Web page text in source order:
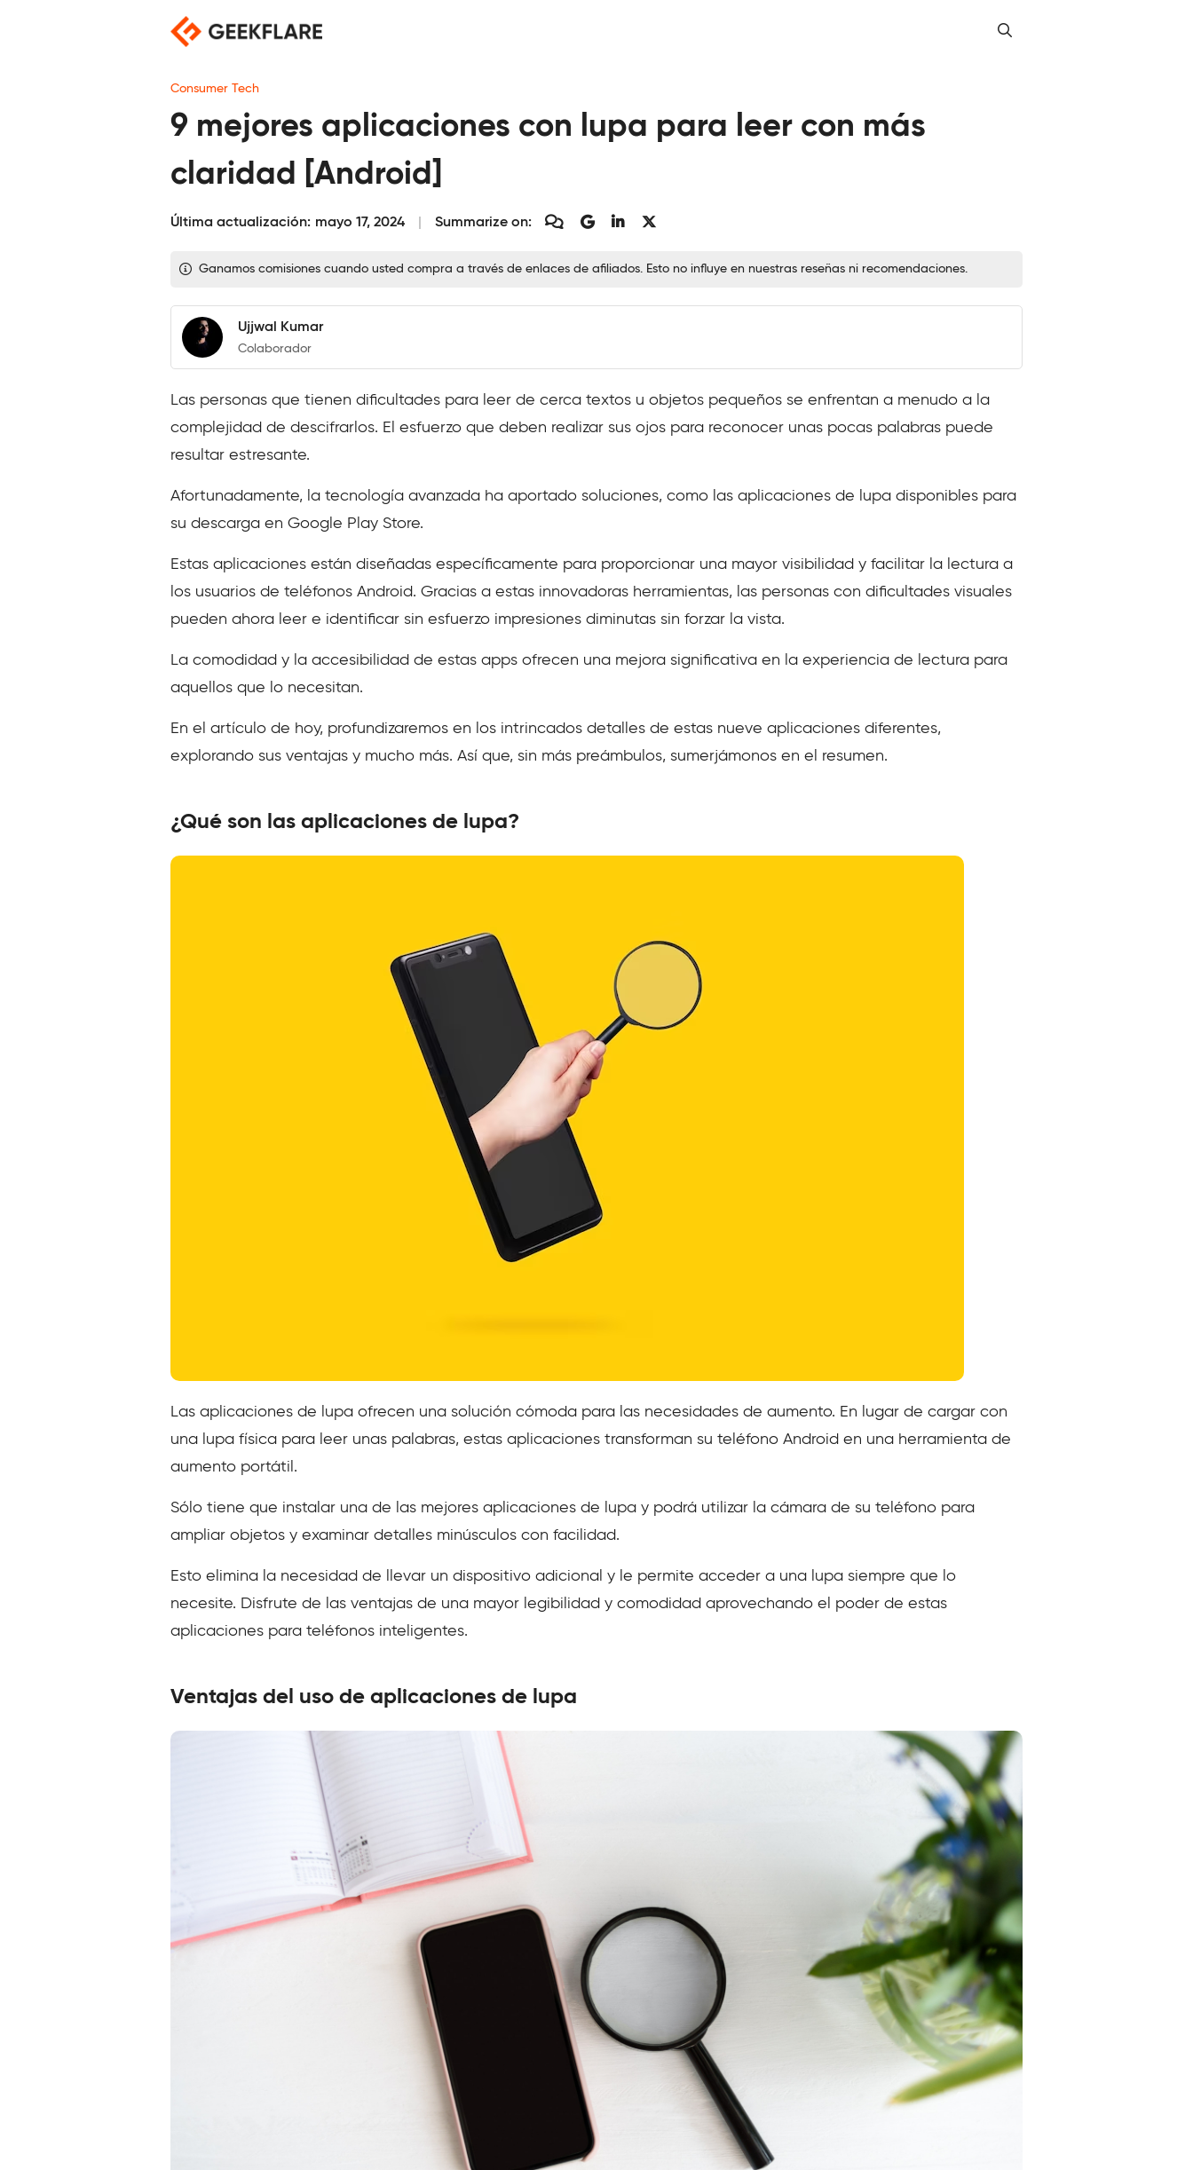
Consumer Tech
9 mejores aplicaciones con lupa para leer con más
claridad [Android]
Última actualización: mayo 17, 2024 Summarize on:
Ganamos comisiones cuando usted compra a través de enlaces de afiliados. Esto no influye en nuestras reseñas ni recomendaciones.
Ujjwal Kumar
Colaborador
Las personas que tienen dificultades para leer de cerca textos u objetos pequeños se enfrentan a menudo a la
complejidad de descifrarlos. El esfuerzo que deben realizar sus ojos para reconocer unas pocas palabras puede
resultar estresante.
Afortunadamente, la tecnología avanzada ha aportado soluciones, como las aplicaciones de lupa disponibles para
su descarga en Google Play Store.
Estas aplicaciones están diseñadas específicamente para proporcionar una mayor visibilidad y facilitar la lectura a
los usuarios de teléfonos Android. Gracias a estas innovadoras herramientas, las personas con dificultades visuales
pueden ahora leer e identificar sin esfuerzo impresiones diminutas sin forzar la vista.
La comodidad y la accesibilidad de estas apps ofrecen una mejora significativa en la experiencia de lectura para
aquellos que lo necesitan.
En el artículo de hoy, profundizaremos en los intrincados detalles de estas nueve aplicaciones diferentes,
explorando sus ventajas y mucho más. Así que, sin más preámbulos, sumerjámonos en el resumen.
¿Qué son las aplicaciones de lupa?
Las aplicaciones de lupa ofrecen una solución cómoda para las necesidades de aumento. En lugar de cargar con
una lupa física para leer unas palabras, estas aplicaciones transforman su teléfono Android en una herramienta de
aumento portátil.
Sólo tiene que instalar una de las mejores aplicaciones de lupa y podrá utilizar la cámara de su teléfono para
ampliar objetos y examinar detalles minúsculos con facilidad.
Esto elimina la necesidad de llevar un dispositivo adicional y le permite acceder a una lupa siempre que lo
necesite. Disfrute de las ventajas de una mayor legibilidad y comodidad aprovechando el poder de estas
aplicaciones para teléfonos inteligentes.
Ventajas del uso de aplicaciones de lupa